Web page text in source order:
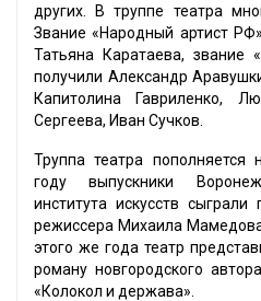
других. В труппе театра
Звание «Народный артист
Татьяна Каратаева, звание
получили Александр
Капитолина Гавриленко,
Сергеева, Иван Сучков.
Труппа театра
году выпускники
института искусств
режиссера Михаила
этого же года театр
роману новгородского
«Колокол и держава».